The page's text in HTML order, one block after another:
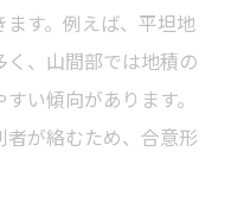
す。例えば、平坦地
、山間部では地積の
い傾向があります。
者が絡むため、合意形